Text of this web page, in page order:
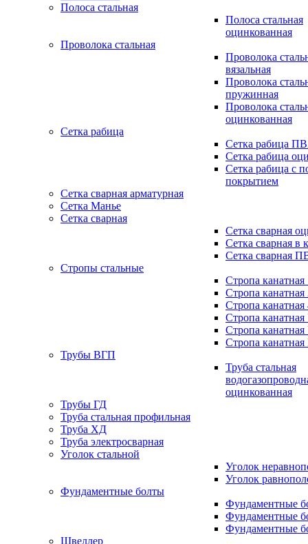
Полоса стальная
Полоса стальная
оцинкованная
Проволока стальная
Проволока
вязальная
Проволока
пружинная
Проволока
оцинкованная
Сетка рабица
Сетка рабица
Сетка рабица
Сетка рабица с
покрытием
Сетка сварная арматурная
Сетка Манье
Сетка сварная
Сетка сварная
Сетка сварная в
Сетка сварная
Стропы стальные
Стропа
Стропа
Стропа
Стропа
Стропа
Стропа
Трубы ВГП
Труба стальная
оцинкованная
Трубы ГД
Труба стальная профильная
Труба ХД
Труба электросварная
Уголок стальной
Уголок
Уголок
Фундаментные болты
Фундаментные
Фундаментные
Фундаментные
Швеллер